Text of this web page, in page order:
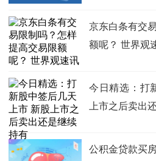
京东白条有交
额呢？ 世界观
今日精选：打
上市之后卖出
公积金贷款买